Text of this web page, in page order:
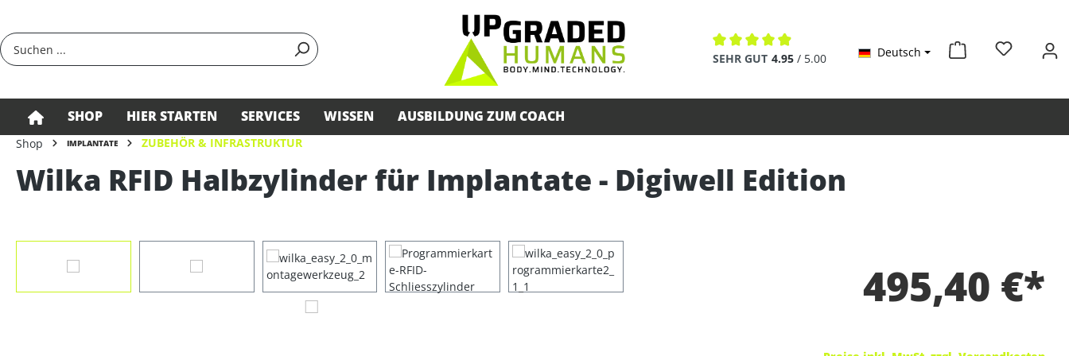
Durchschnittliche Bewertung von 4.9 von 5 Sternen
SEHR GUT 4.95 / 5.00 Deutsch
SHOP HIER STARTEN SERVICES WISSEN AUSBILDUNG ZUM COACH
Shop IMPLANTATE ZUBEHÖR & INFRASTRUKTUR
Wilka RFID Halbzylinder für Implantate - Digiwell Edition
495,40 €*